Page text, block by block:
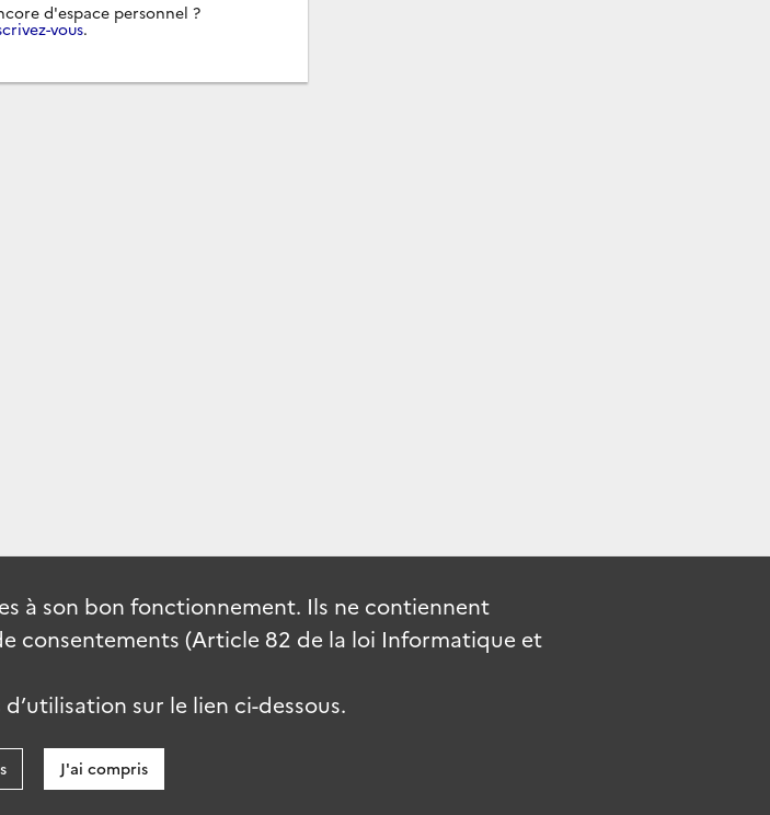
d'espace personnel ?
vous.
à son bon fonctionnement. Ils ne contiennent
consentements (Article 82 de la loi Informatique et
sur le lien ci-dessous.
J'ai compris